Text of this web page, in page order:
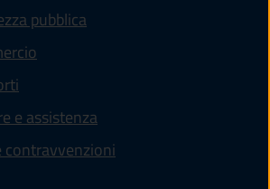
pubblica
e assistenza
contravvenzioni